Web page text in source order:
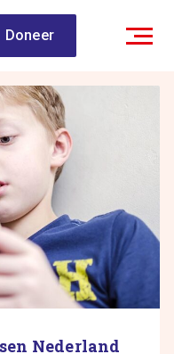
Doneer
Nederland